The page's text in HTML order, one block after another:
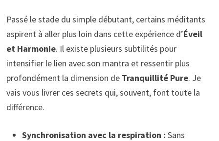
Passé le stade du simple débutant, certains méditants
aspirent à aller plus loin dans cette expérience d’Éveil
et Harmonie. Il existe plusieurs subtilités pour
intensifier le lien avec son mantra et ressentir plus
profondément la dimension de Tranquillité Pure. Je
vais vous livrer ces secrets qui, souvent, font toute la
différence.
Synchronisation avec la respiration : Sans